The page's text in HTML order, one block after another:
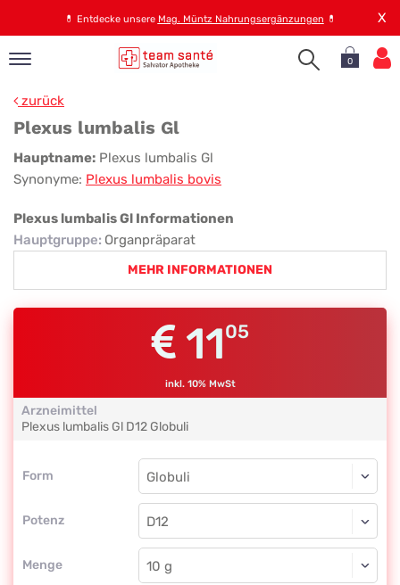
💊 Entdecke unsere Mag. Müntz Nahrungsergänzungen 💊 X
0
zurück
Plexus lumbalis Gl
Plexus
lumbalis
Gl
Hauptname: Plexus lumbalis Gl
Synonyme: Plexus lumbalis bovis
Plexus lumbalis Gl Informationen
Hauptgruppe: Organpräparat
MEHR INFORMATIONEN
1105
inkl. 10% MwSt
Arzneimittel
Plexus lumbalis Gl D12 Globuli
Form
Form
Potenz
Globuli
D12
Menge
Globuli